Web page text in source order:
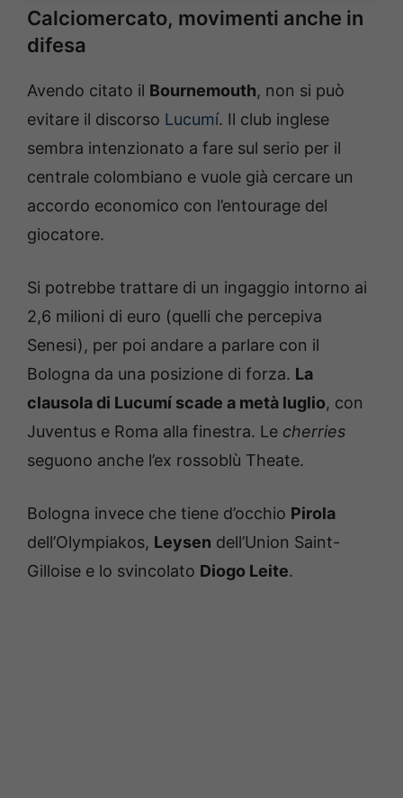
Calciomercato, movimenti anche in
difesa
Avendo citato il Bournemouth, non si può
evitare il discorso Lucumí. Il club inglese
sembra intenzionato a fare sul serio per il
centrale colombiano e vuole già cercare un
accordo economico con l’entourage del
giocatore.
Si potrebbe trattare di un ingaggio intorno ai
2,6 milioni di euro (quelli che percepiva
Senesi), per poi andare a parlare con il
Bologna da una posizione di forza. La
clausola di Lucumí scade a metà luglio, con
Juventus e Roma alla finestra. Le cherries
seguono anche l’ex rossoblù Theate.
Bologna invece che tiene d’occhio Pirola
dell’Olympiakos, Leysen dell’Union Saint-
Gilloise e lo svincolato Diogo Leite.